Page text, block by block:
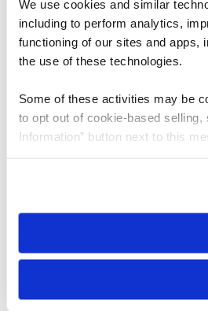
We use cookies and similar
including to perform analytics,
functioning of our sites and apps,
the use of these technologies.
Some of these activities may be
to opt out of cookie-based
Information” button next to this
need to be set again.